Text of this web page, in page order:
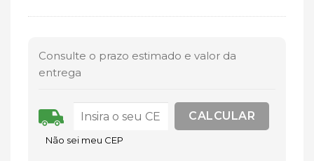
Consulte o prazo estimado e valor da
entrega
Não sei meu CEP